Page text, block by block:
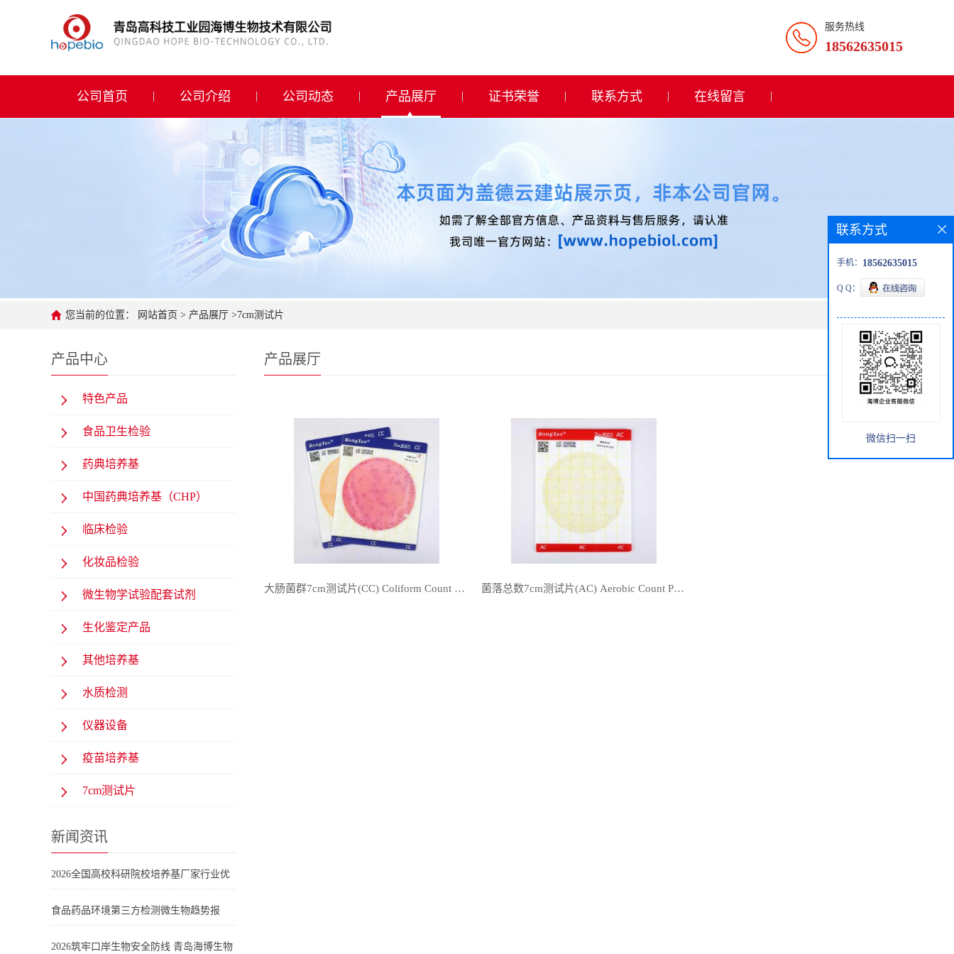
服务热线
18562635015
公司首页
公司首页 公司介绍 公司动态 产品展厅 证书荣誉 联系方式 在线留言
您当前的位置： 网站首页 > 产品展厅 >7cm测试片
产品中心
特色产品
食品卫生检验
药典培养基
中国药典培养基（CHP）
临床检验
化妆品检验
微生物学试验配套试剂
生化鉴定产品
其他培养基
水质检测
仪器设备
疫苗培养基
7cm测试片
新闻资讯
2026全国高校科研院校培养基厂家行业优
食品药品环境第三方检测微生物趋势报
2026筑牢口岸生物安全防线 青岛海博生物
产品展厅
大肠菌群7cm测试片(CC) Coliform Count Plate RTCSP002 20片/包 菌落总数7cm测试片(AC) Aerobic Count Plate RTCSP001 20片/包
联系方式
手机： 18562635015
Q Q：
微信扫一扫